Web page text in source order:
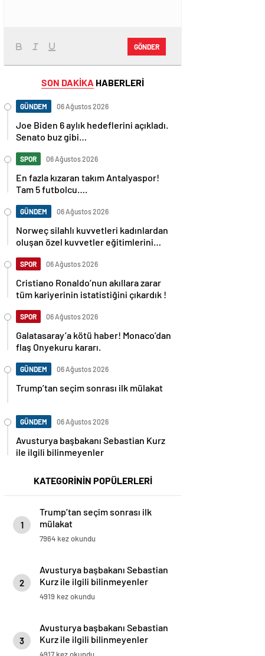
GÖNDER
SON DAKİKA HABERLERİ
GÜNDEM 06 Ağustos 2026
Joe Biden 6 aylık hedeflerini açıkladı.
Senato buz gibi…
SPOR 06 Ağustos 2026
En fazla kızaran takım Antalyaspor!
Tam 5 futbolcu….
GÜNDEM 06 Ağustos 2026
Norweç silahlı kuvvetleri kadınlardan
oluşan özel kuvvetler eğitimlerini
SPOR 06 Ağustos 2026
Cristiano Ronaldo’nun akıllara zarar
tüm kariyerinin istatistiğini çıkardık !
SPOR 06 Ağustos 2026
Galatasaray’a kötü haber! Monaco’dan
flaş Onyekuru kararı.
GÜNDEM 06 Ağustos 2026
Trump’tan seçim sonrası ilk mülakat
GÜNDEM 06 Ağustos 2026
Avusturya başbakanı Sebastian Kurz
ile ilgili bilinmeyenler
KATEGORİNİN POPÜLERLERİ
1
Trump’tan seçim sonrası ilk
mülakat
7964 kez okundu
2
Avusturya başbakanı Sebastian
Kurz ile ilgili bilinmeyenler
4919 kez okundu
3
Avusturya başbakanı Sebastian
Kurz ile ilgili bilinmeyenler